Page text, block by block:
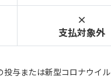
×
支払対象外
与または新型コロナウイ